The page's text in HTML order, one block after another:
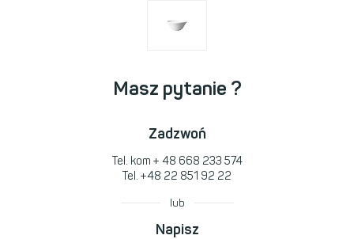
Masz pytanie ?
Zadzwoń
Tel. kom + 48 668 233 574
Tel. +48 22 851 92 22
lub
Napisz